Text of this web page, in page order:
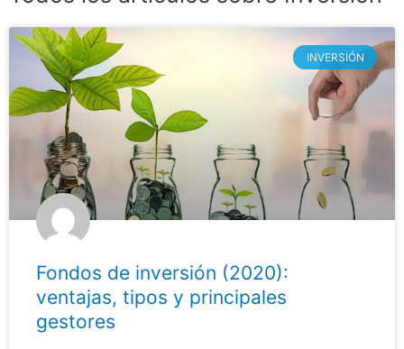
INVERSIÓN
Fondos de inversión (2020):
ventajas, tipos y principales
gestores